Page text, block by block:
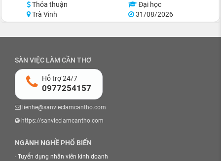
Thỏa thuận
Đại học
Trà Vinh
31/08/2026
SÀN VIỆC LÀM CẦN THƠ
Hỗ trợ 24/7
0977254157
lienhe@sanvieclamcantho.com
https://sanvieclamcantho.com
NGÀNH NGHỀ PHỔ BIẾN
- Tuyển dụng nhân viên kinh doanh